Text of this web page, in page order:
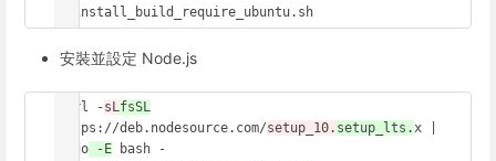
./install_build_require_ubuntu.sh
安裝並設定 Node.js
curl -sLfsSL
https://deb.nodesource.com/setup_10. setup_lts.x |
sudo -E bash -